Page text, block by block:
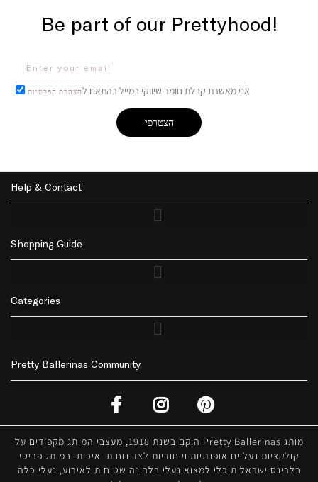
Be part of our Prettyhood!
אני מאשרת קבלת חומר שיווקי במייל בהתאם להצהרת הפרטיות
הצטרפי
Help & Contact
Shopping Guide
Categories
Pretty Ballerinas Community
מותג Pretty Ballerinas הוקם בשנת 1918, מעצבי המותג מקפידים על
קולקציות נעליים אופנתיות וייחודיות לצד נוחות ואיכות. במותג פריטי
בלרינס ישראל תוכלי למצוא נעלי בלרינה שטוחות לאירוע, נעלי כלה